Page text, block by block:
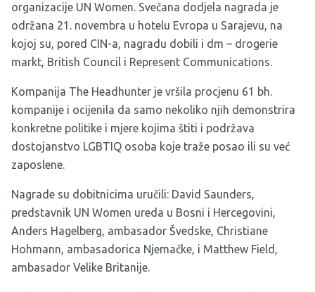
organizacije UN Women. Svečana dodjela nagrada je
održana 21. novembra u hotelu Evropa u Sarajevu, na
kojoj su, pored CIN-a, nagradu dobili i dm – drogerie
markt, British Council i Represent Communications.
Kompanija The Headhunter je vršila procjenu 61 bh.
kompanije i ocijenila da samo nekoliko njih demonstrira
konkretne politike i mjere kojima štiti i podržava
dostojanstvo LGBTIQ osoba koje traže posao ili su već
zaposlene.
Nagrade su dobitnicima uručili: David Saunders,
predstavnik UN Women ureda u Bosni i Hercegovini,
Anders Hagelberg, ambasador Švedske, Christiane
Hohmann, ambasadorica Njemačke, i Matthew Field,
ambasador Velike Britanije.